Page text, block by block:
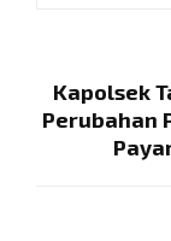
Kapolsek
Perubahan